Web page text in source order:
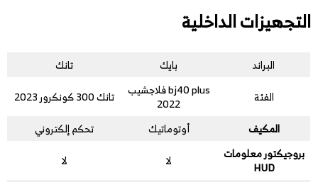
التجهيزات الداخلية
البراند بايك
تانك
الفئة
bj40 plus فلاجشيب
2022
تانك 300 كونكرور 2023
المكيف
أوتوماتيك
تحكم إلكتروني
بروجيكتور معلومات
HUD
لا
لا